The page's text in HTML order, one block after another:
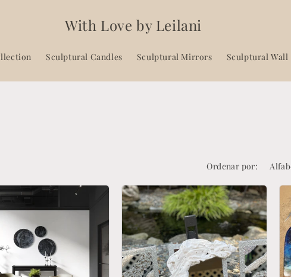
With Love by Leilani
Sculptural Candles Sculptural Mirrors Sculptural Wall
Ordenar por: